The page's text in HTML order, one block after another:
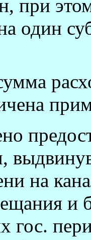
при
один
на
и
гос.